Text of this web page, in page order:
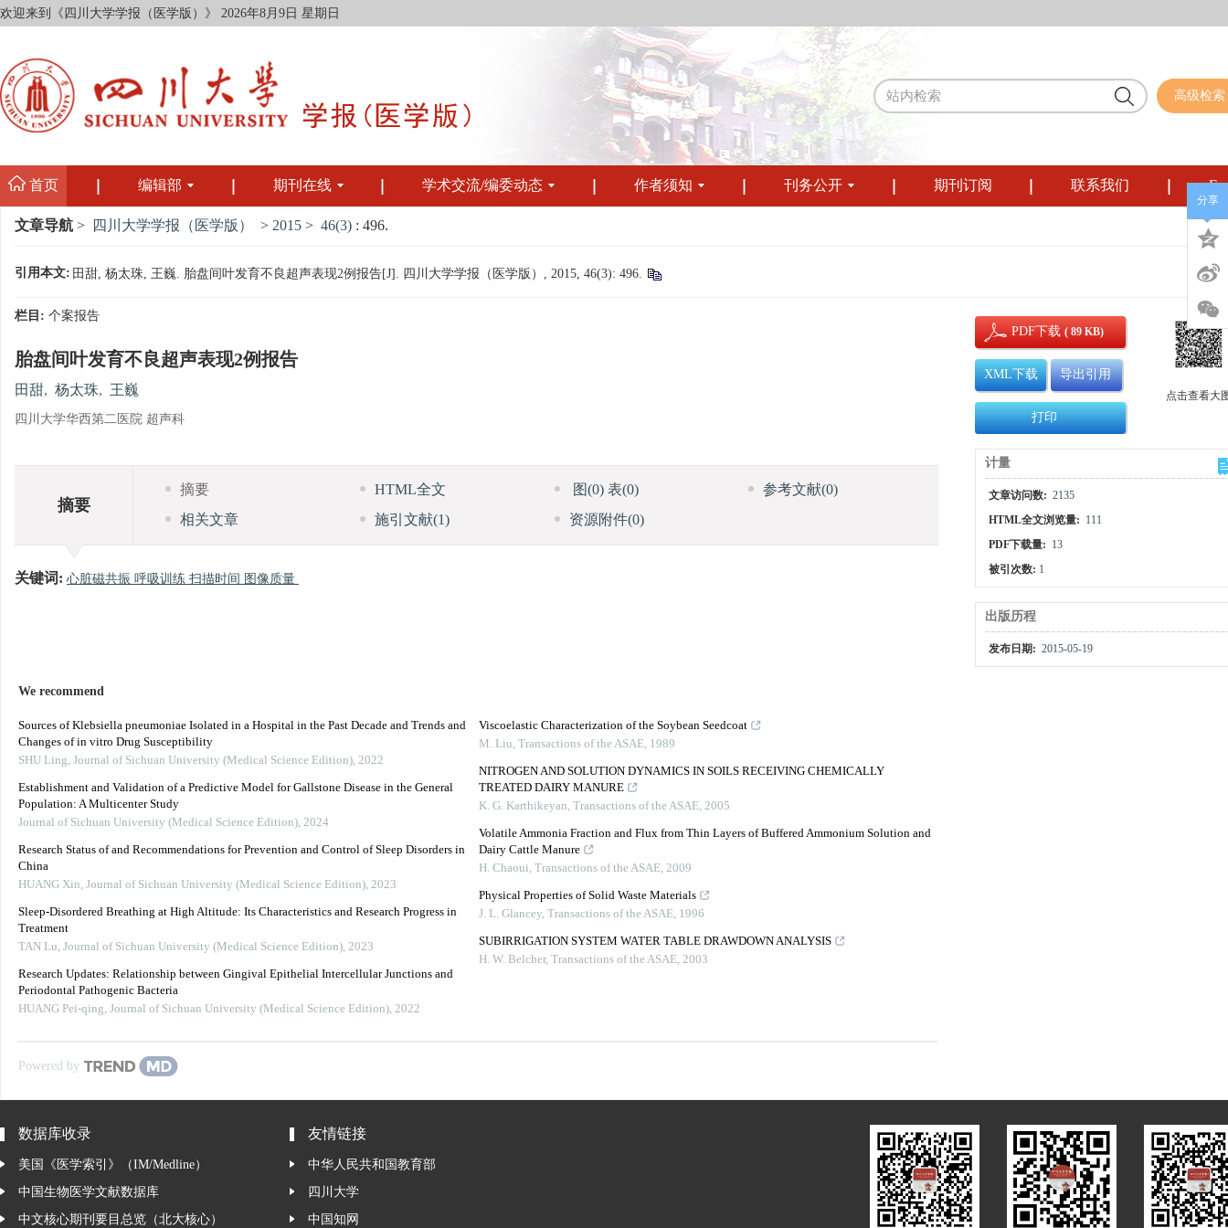
欢迎来到《四川大学学报（医学版）》 2026年8月9日 星期日
高级检索
首页 编辑部 期刊在线 学术交流/编委动态 作者须知 刊务公开 期刊订阅 联系我们
文章导航 > 四川大学学报（医学版） > 2015 > 46(3) : 496.
引用本文: 田甜, 杨太珠, 王巍. 胎盘间叶发育不良超声表现2例报告[J]. 四川大学学报（医学版）, 2015, 46(3): 496.
栏目: 个案报告
胎盘间叶发育不良超声表现2例报告
田甜, 杨太珠, 王巍
四川大学华西第二医院 超声科
摘要
摘要 HTML全文 图(0)表(0) 参考文献(0)
相关文章
施引文献(1) 资源附件(0)
关键词: 心脏磁共振 呼吸训练 扫描时间 图像质量
We recommend
Sources of Klebsiella pneumoniae Isolated in a Hospital in the Past Decade and Trends and
Changes of in vitro Drug Susceptibility
SHU Ling, Journal of Sichuan University (Medical Science Edition), 2022
Establishment and Validation of a Predictive Model for Gallstone Disease in the General
Population: A Multicenter Study
Journal of Sichuan University (Medical Science Edition), 2024
Research Status of and Recommendations for Prevention and Control of Sleep Disorders in
China
HUANG Xin, Journal of Sichuan University (Medical Science Edition), 2023
Sleep-Disordered Breathing at High Altitude: Its Characteristics and Research Progress in
Treatment
TAN Lu, Journal of Sichuan University (Medical Science Edition), 2023
Research Updates: Relationship between Gingival Epithelial Intercellular Junctions and
Periodontal Pathogenic Bacteria
HUANG Pei-qing, Journal of Sichuan University (Medical Science Edition), 2022
Viscoelastic Characterization of the Soybean Seedcoat
M. Liu, Transactions of the ASAE, 1989
NITROGEN AND SOLUTION DYNAMICS IN SOILS RECEIVING CHEMICALLY
TREATED DAIRY MANURE
K. G. Karthikeyan, Transactions of the ASAE, 2005
Volatile Ammonia Fraction and Flux from Thin Layers of Buffered Ammonium Solution and
Dairy Cattle Manure
H. Chaoui, Transactions of the ASAE, 2009
Physical Properties of Solid Waste Materials
J. L. Glancey, Transactions of the ASAE, 1996
SUBIRRIGATION SYSTEM WATER TABLE DRAWDOWN ANALYSIS
H. W. Belcher, Transactions of the ASAE, 2003
Powered by
PDF下载( 89 KB)
XML下载 导出引用
打印
点击查看大
计量
文章访问数: 2135
HTML全文浏览量: 111
PDF下载量: 13
被引次数: 1
出版历程
发布日期: 2015-05-19
分享
数据库收录
美国《医学索引》（IM/Medline）
中国生物医学文献数据库
中文核心期刊要目总览（北大核心）
友情链接
中华人民共和国教育部
四川大学
中国知网